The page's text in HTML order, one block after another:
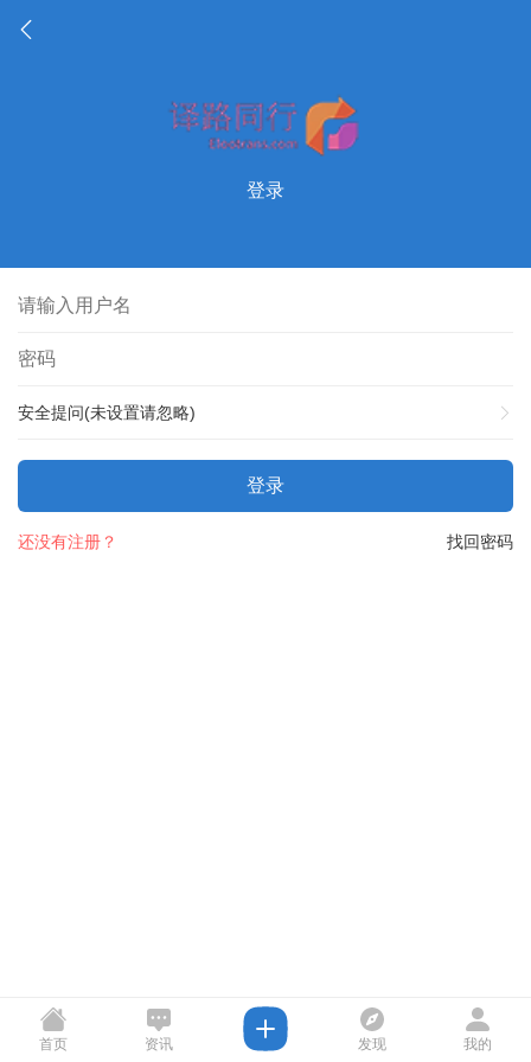
登录
安全提问(未设置请忽略)
登录
找回密码
还没有注册？
首页 资讯 发现 我的